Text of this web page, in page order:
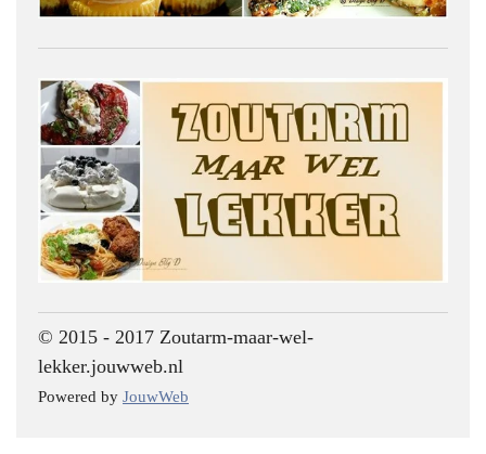
© 2015 - 2017 Zoutarm-maar-wel-
lekker.jouwweb.nl
Powered by JouwWeb